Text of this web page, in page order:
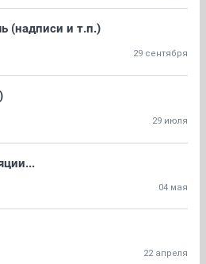
(надписи и т.п.)
29 сентября
29 июля
04 мая
22 апреля